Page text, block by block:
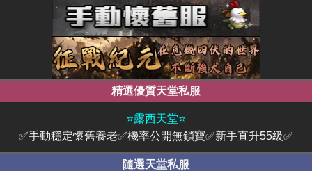
精選優質天堂私服
⭐露西天堂⭐
✅手動穩定懷舊養老✅機率公開無鎖寶✅新手直升55級✅
隨選天堂私服